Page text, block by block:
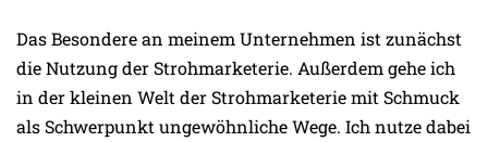
Das Besondere an meinem Unternehmen ist zunächst
die Nutzung der Strohmarketerie. Außerdem gehe ich
in der kleinen Welt der Strohmarketerie mit Schmuck
als Schwerpunkt ungewöhnliche Wege. Ich nutze dabei